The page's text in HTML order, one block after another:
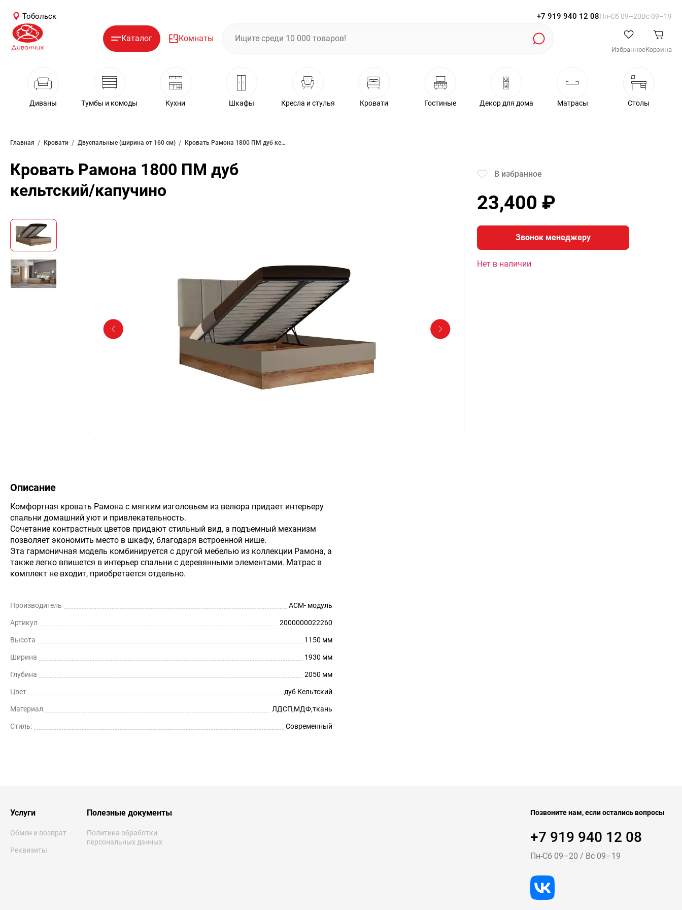
Тобольск +7 919 940 12 08Пн-Cб 09–20Вс 09–19
Каталог Комнаты
ИзбранноеКорзина
Диваны Тумбы и комоды Кухни Шкафы Кресла и стулья Кровати Гостиные Декор для дома Матрасы Столы
Главная / Кровати / Двуспальные (ширина от 160 см) / Кровать Рамона 1800 ПМ дуб кельтский/капучино
Кровать Рамона 1800 ПМ дуб
кельтский/капучино
Описание
Комфортная кровать Рамона с мягким изголовьем из велюра придает интерьеру
спальни домашний уют и привлекательность.
Сочетание контрастных цветов придают стильный вид, а подъемный механизм
позволяет экономить место в шкафу, благодаря встроенной нише.
Эта гармоничная модель комбинируется с другой мебелью из коллекции Рамона, а
также легко впишется в интерьер спальни с деревянными элементами. Матрас в
комплект не входит, приобретается отдельно.
Производитель АСМ- модуль
Артикул 2000000022260
Высота 1150 мм
Ширина 1930 мм
Глубина 2050 мм
Цвет дуб Кельтский
Материал ЛДСП,МДФ,ткань
Стиль: Современный
В избранное
23,400 ₽
Звонок менеджеру
Нет в наличии
Услуги
Обмен и возврат
Реквизиты
Полезные документы
Политика обработки
персональных данных
Позвоните нам, если остались вопросы
+7 919 940 12 08
Пн-Cб 09–20 / Вс 09–19